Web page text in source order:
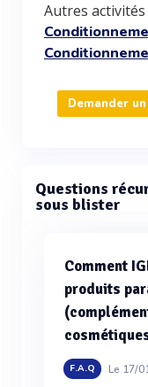
Autres activités
Demander
Questions
sous blister
Comment
produits
F.A.Q Le 17/